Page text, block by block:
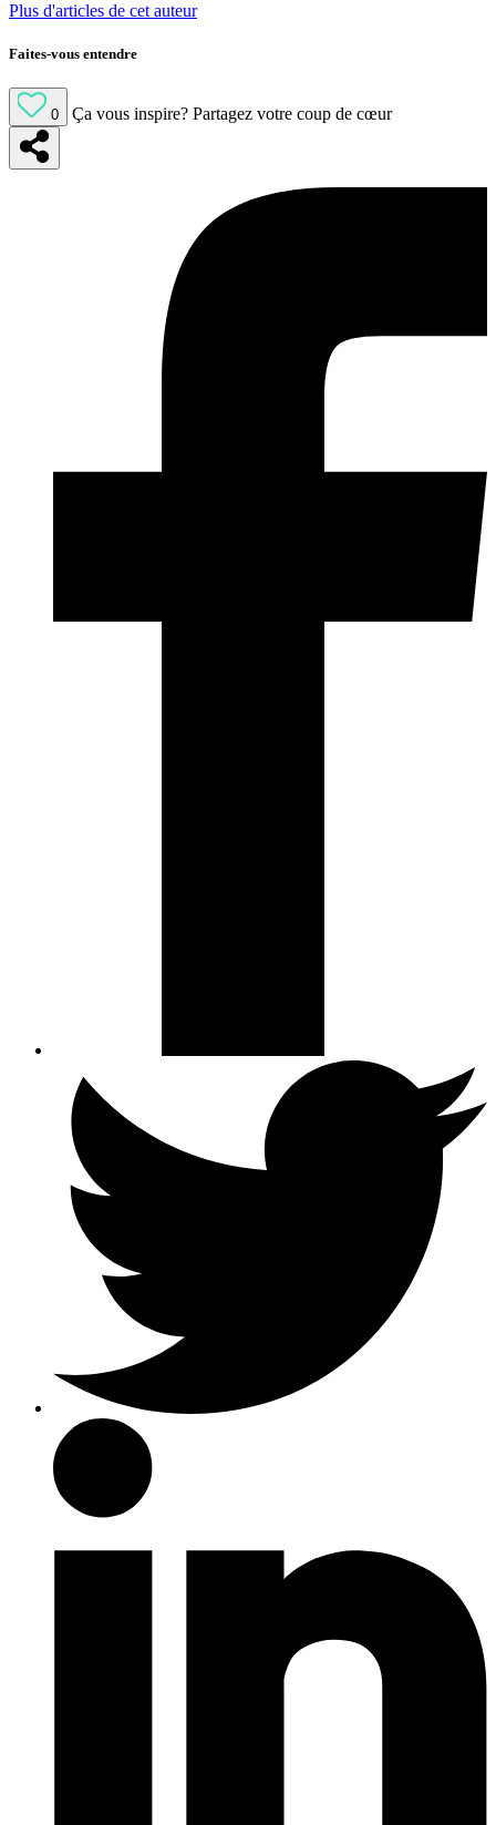
Plus d'articles de cet auteur
Faites-vous entendre
0 Ça vous inspire? Partagez votre coup de cœur